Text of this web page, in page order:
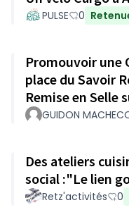
PULSE 0
Promouvoir une
place du Savoir
Remise en Selle
GUIDON
Des ateliers
social :"Le lien
Retz'activités 0